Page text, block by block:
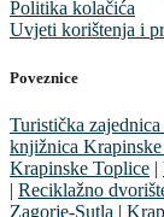
Politika kolačića
Uvjeti korištenja i
Poveznice
Turistička
knjižnica
Krapinske Toplice |
| Reciklažno
Zagorje-Sutla |